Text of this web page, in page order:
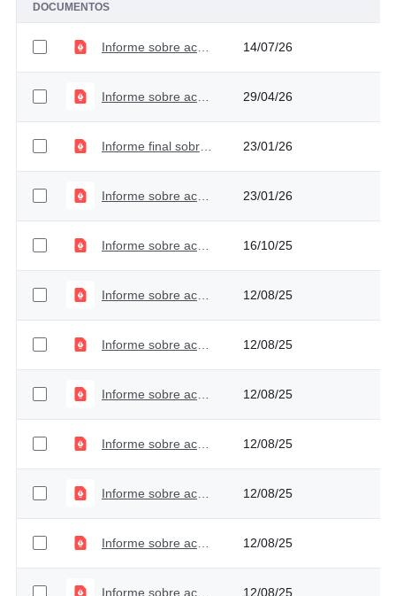
DOCUMENTOS
Informe sobre acceso a información, quejas y reclamos - Segundo Trimestre 2026 14/07/26
Informe sobre acceso a información, quejas y reclamos - Primer Trimestre 2026 29/04/26
Informe final sobre acceso a información, quejas y reclamos - 2025 23/01/26
Informe sobre acceso a información, quejas y reclamos - Cuarto trimestre 2025 23/01/26
Informe sobre acceso a información, quejas y reclamos - Tercer trimestre 2025 16/10/25
Informe sobre acceso a información, quejas y reclamos - Segundo trimestre 2025 12/08/25
Informe sobre acceso a información, quejas y reclamos - Primer trimestre 2025 12/08/25
Informe sobre acceso a información, quejas y reclamos - Cuarto trimestre - 2024 12/08/25
Informe sobre acceso a información, quejas y reclamos - Tercer trimestre - 2024 12/08/25
Informe sobre acceso a información, quejas y reclamos - Segundo trimestre - 2024 12/08/25
Informe sobre acceso a información, quejas y reclamos - Primer trimestre - 2024 12/08/25
Informe sobre acceso a información, quejas y reclamos - Cuarto trimestre - 2023 12/08/25